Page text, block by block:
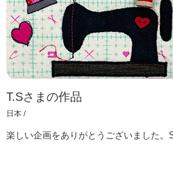
T.Sさまの作品
日本 /
楽しい企画をありがとうございました。